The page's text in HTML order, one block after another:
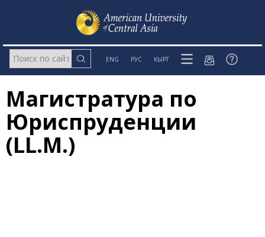
ENG РУС КЫРГ
Магистратура по
Юриспруденции
(LL.M.)